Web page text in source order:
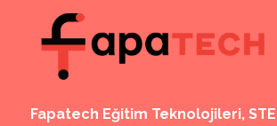
Fapatech Eğitim Teknolojileri,